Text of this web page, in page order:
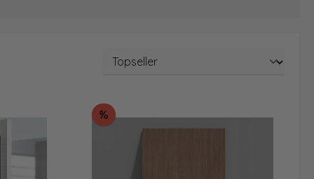
% Rabatt